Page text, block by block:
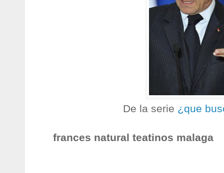
De la serie ¿que
frances natural teatinos malaga